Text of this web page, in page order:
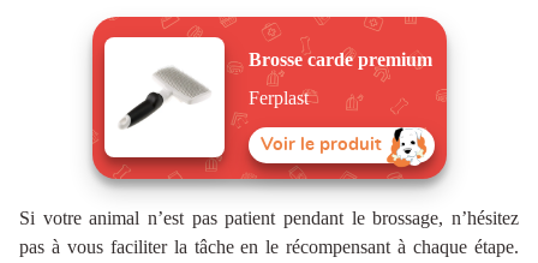
Brosse carde premium
Ferplast
Voir le produit
Si votre animal n’est pas patient pendant le brossage, n’hésitez
pas à vous faciliter la tâche en le récompensant à chaque étape.